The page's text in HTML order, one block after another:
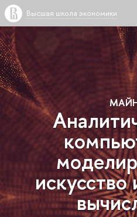
Высшая школа экономики